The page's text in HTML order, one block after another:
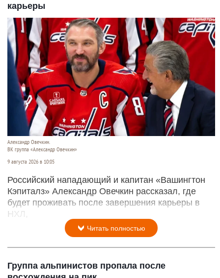
карьеры
Александр Овечкин.
ВК группа «Александр Овечкин»
9 августа 2026 в 10:05
Российский нападающий и капитан «Вашингтон
Кэпиталз» Александр Овечкин рассказал, где
будет проживать после завершения карьеры в
НХЛ,
Читать полностью
Группа альпинистов пропала после